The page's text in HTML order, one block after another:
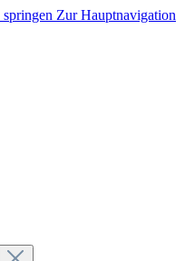
Zur Hauptnavigation